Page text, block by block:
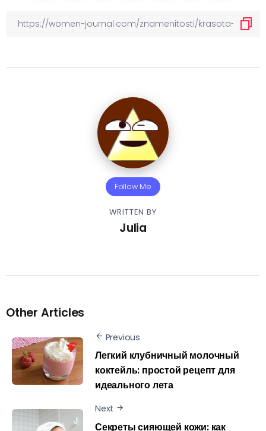
Follow Me
WRITTEN BY
Julia
Other Articles
Previous
Легкий клубничный молочный
коктейль: простой рецепт для
идеального лета
Next
Секреты сияющей кожи: как